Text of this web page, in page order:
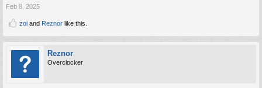
Feb 8, 2025
zoi and Reznor like this.
Reznor
Overclocker